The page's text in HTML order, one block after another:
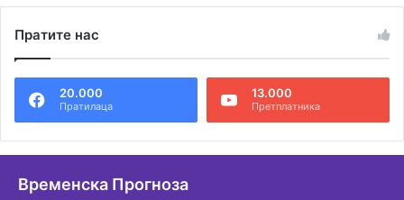
т
н
т
Пратите нас
20.000
Пратилаца
13.000
Претплатника
Временска Прогноза